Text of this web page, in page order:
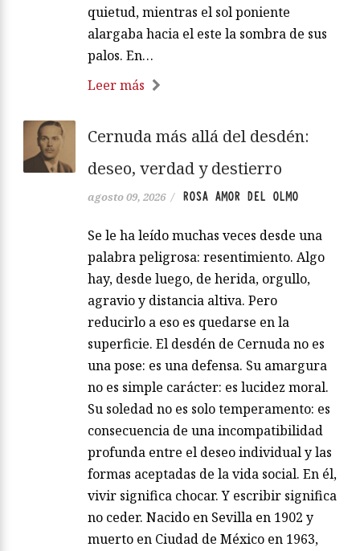
quietud, mientras el sol poniente
alargaba hacia el este la sombra de sus
palos. En…
Leer más
Cernuda más allá del desdén:
deseo, verdad y destierro
agosto 09, 2026 / ROSA AMOR DEL OLMO
Se le ha leído muchas veces desde una
palabra peligrosa: resentimiento. Algo
hay, desde luego, de herida, orgullo,
agravio y distancia altiva. Pero
reducirlo a eso es quedarse en la
superficie. El desdén de Cernuda no es
una pose: es una defensa. Su amargura
no es simple carácter: es lucidez moral.
Su soledad no es solo temperamento: es
consecuencia de una incompatibilidad
profunda entre el deseo individual y las
formas aceptadas de la vida social. En él,
vivir significa chocar. Y escribir significa
no ceder. Nacido en Sevilla en 1902 y
muerto en Ciudad de México en 1963,